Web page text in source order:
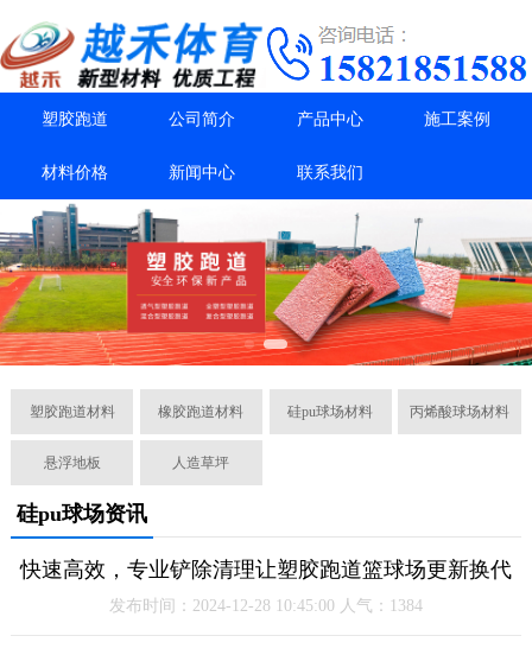
塑胶跑道 公司简介 产品中心 施工案例
材料价格 新闻中心 联系我们
塑胶跑道材料 橡胶跑道材料 硅pu球场材料 丙烯酸球场材料
悬浮地板 人造草坪
硅pu球场资讯
快速高效，专业铲除清理让塑胶跑道篮球场更新换代
发布时间：2024-12-28 10:45:00 人气：1384